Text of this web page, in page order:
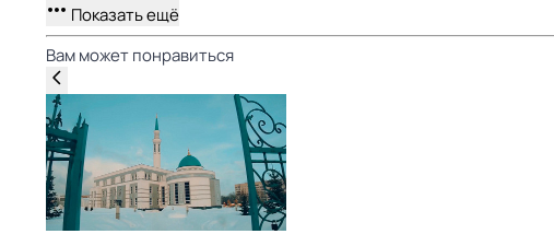
Показать ещё
Вам может понравиться